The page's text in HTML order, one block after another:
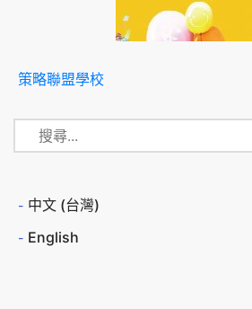
策略聯盟學校
中文 (台灣)
English